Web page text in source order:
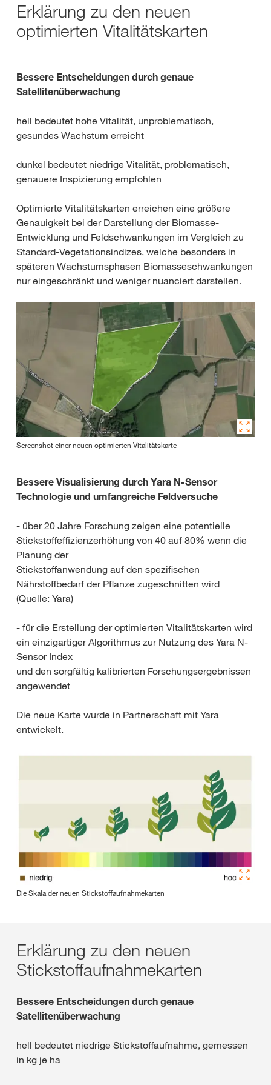
Erklärung zu den neuen
optimierten Vitalitätskarten
Bessere Entscheidungen durch genaue
Satellitenüberwachung
hell bedeutet hohe Vitalität, unproblematisch,
gesundes Wachstum erreicht
dunkel bedeutet niedrige Vitalität, problematisch,
genauere Inspizierung empfohlen
Optimierte Vitalitätskarten erreichen eine größere
Genauigkeit bei der Darstellung der Biomasse-
Entwicklung und Feldschwankungen im Vergleich zu
Standard-Vegetationsindizes, welche besonders in
späteren Wachstumsphasen Biomasseschwankungen
nur eingeschränkt und weniger nuanciert darstellen.
Screenshot einer neuen optimierten Vitalitätskarte
Die Skala der neuen Stickstoffaufnahmekarten
Bessere Visualisierung durch Yara N-Sensor
Technologie und umfangreiche Feldversuche
- über 20 Jahre Forschung zeigen eine potentielle
Stickstoffeffizienzerhöhung von 40 auf 80% wenn die
Planung der
Stickstoffanwendung auf den spezifischen
Nährstoffbedarf der Pflanze zugeschnitten wird
(Quelle: Yara)
- für die Erstellung der optimierten Vitalitätskarten wird
ein einzigartiger Algorithmus zur Nutzung des Yara N-
Sensor Index
und den sorgfältig kalibrierten Forschungsergebnissen
angewendet
Die neue Karte wurde in Partnerschaft mit Yara
entwickelt.
Erklärung zu den neuen
Stickstoffaufnahmekarten
Bessere Entscheidungen durch genaue
Satellitenüberwachung
hell bedeutet niedrige Stickstoffaufnahme, gemessen
in kg je ha